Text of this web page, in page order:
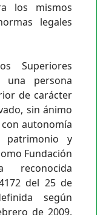
los mismos
legales
Superiores
una persona
de carácter
sin ánimo
autonomía
patrimonio y
Fundación
reconocida
del 25 de
según
de 2009.